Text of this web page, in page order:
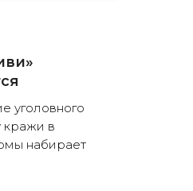
уголовного
кражи в
набирает